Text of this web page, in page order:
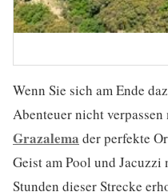
Wenn Sie sich am Ende
Abenteuer nicht verpassen
Grazalema der perfekte
Geist am Pool und Jacuzzi
Stunden dieser Strecke